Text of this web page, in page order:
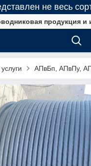
не весь
продукция
АПвБп, АПвПу,